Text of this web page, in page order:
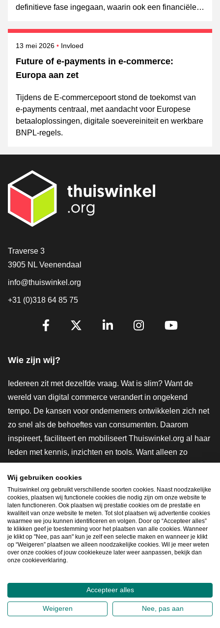
definitieve fase ingegaan, waarin ook een financiële
je ook moet afdragen.
Future of e-payments in e-commerce:
Europa aan zet
Gepubliceerd op
13 mei 2026 Onderwerpen
Invloed
Tijdens de E-commercepoort stond de toekomst van
e-payments centraal, met aandacht voor Europese
betaaloplossingen, digitale soevereiniteit en werkbare
BNPL-regels.
Contact
Traverse 3
3905 NL Veenendaal
info@thuiswinkel.org
+31 (0)318 64 85 75
Volg je ons al?
Wie zijn wij?
Iedereen zit met dezelfde vraag. Wat is slim? Want de
wereld van digital commerce verandert in ongekend
tempo. De kansen voor ondernemers ontwikkelen zich net
zo snel als de behoeftes van consumenten. Daarom
inspireert, faciliteert en mobiliseert Thuiswinkel.org al haar
leden met kennis, inzichten en tools. Want alleen zo
innovatievere toekomst. Dus groei ook mee en maak
shoppen slimmer.
Lid worden
Snel navigeren
2026©Thuiswinkel.org
Privacybeleid Cookieverklaring Sitemap
Wij gebruiken cookies
Thuiswinkel.org gebruikt verschillende soorten cookies. Naast noodzakelijke
cookies, plaatsen wij functionele cookies die nodig zijn om onze website te
laten functioneren. Ook plaatsen wij prestatie cookies om de prestatie en
kwaliteit van onze website te meten. Tot slot plaatsen wij advertentie cookies
waarmee we jou kunnen identificeren en volgen. Door op “Accepteer alles”
te klikken geef je toestemming voor het plaatsen van alle cookies. Wanneer
je klikt op "Nee, pas aan" kun je zelf een selectie maken en wanneer je klikt
op “Weigeren” plaatsen we alleen noodzakelijke cookies. Wil je meer weten
over onze cookies of jouw cookiekeuze later weer aanpassen, bekijk dan
onze cookieverklaring.
Accepteer alles
Weigeren Nee, pas aan